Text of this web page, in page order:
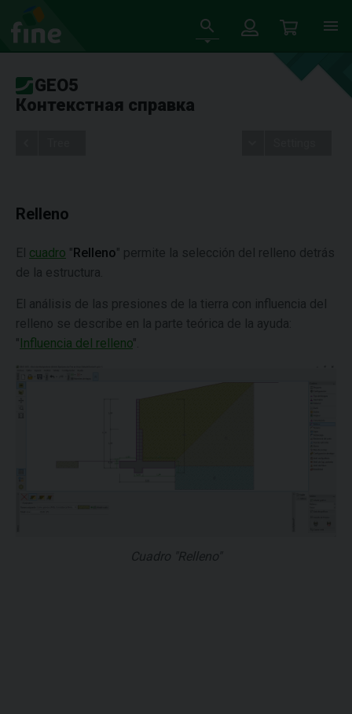
GEO5
Контекстная справка
Relleno
El cuadro "Relleno" permite la selección del relleno detrás
de la estructura.
El análisis de las presiones de la tierra con influencia del
relleno se describe en la parte teórica de la ayuda:
"Influencia del relleno".
Cuadro "Relleno"